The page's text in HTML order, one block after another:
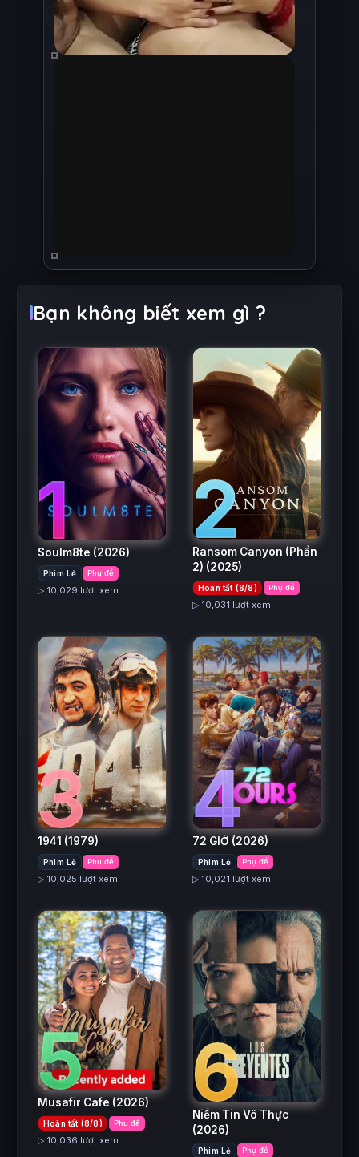
Bạn không biết xem gì ?
1
Soulm8te (2026)
Phim Lẻ Phụ đề
▷ 10,029 lượt xem
2
Ransom Canyon (Phần
2) (2025)
Hoàn tất (8/8) Phụ đề
▷ 10,031 lượt xem
3
1941 (1979)
Phim Lẻ Phụ đề
▷ 10,025 lượt xem
4
72 GIỜ (2026)
Phim Lẻ Phụ đề
▷ 10,021 lượt xem
5
Musafir Cafe (2026)
Hoàn tất (8/8) Phụ đề
▷ 10,036 lượt xem
6
Niềm Tin Vô Thực
(2026)
Phim Lẻ Phụ đề